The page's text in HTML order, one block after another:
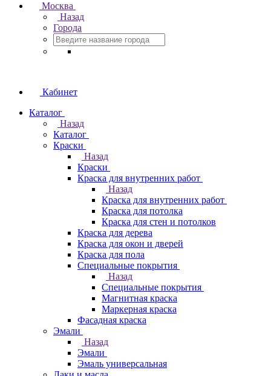
Москва
Назад
Города
Кабинет
Каталог
Назад
Каталог
Краски
Назад
Краски
Краска для внутренних работ
Назад
Краска для внутренних работ
Краска для потолка
Краска для стен и потолков
Краска для дерева
Краска для окон и дверей
Краска для пола
Специальные покрытия
Назад
Специальные покрытия
Магнитная краска
Маркерная краска
Фасадная краска
Эмали
Назад
Эмали
Эмаль универсальная